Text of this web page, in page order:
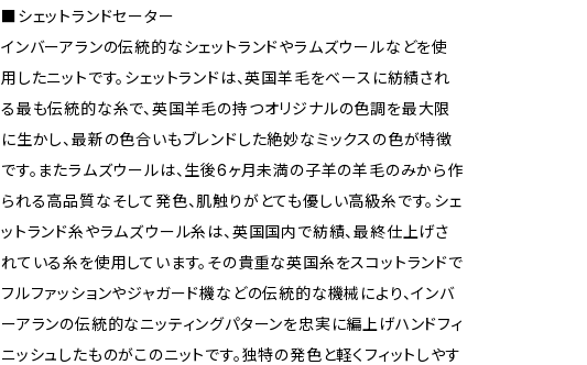
■シェットランドセーター
インバーアランの伝統的なシェットランドやラムズウールなどを使
用したニットです。シェットランドは、英国羊毛をベースに紡績され
る最も伝統的な糸で、英国羊毛の持つオリジナルの色調を最大限
に生かし、最新の色合いもブレンドした絶妙なミックスの色が特徴
です。またラムズウールは、生後6ヶ月未満の子羊の羊毛のみから作
られる高品質なそして発色、肌触りがとても優しい高級糸です。シェ
ットランド糸やラムズウール糸は、英国国内で紡績、最終仕上げさ
れている糸を使用しています。その貴重な英国糸をスコットランドで
フルファッションやジャガード機などの伝統的な機械により、インバ
ーアランの伝統的なニッティングパターンを忠実に編上げハンドフィ
ニッシュしたものがこのニットです。独特の発色と軽くフィットしやす